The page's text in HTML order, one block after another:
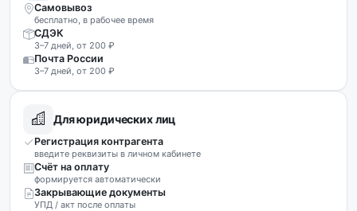
Самовывоз
бесплатно, в рабочее время
СДЭК
3–7 дней, от 200 ₽
Почта России
3–7 дней, от 200 ₽
Для юридических лиц
Регистрация контрагента
введите реквизиты в личном кабинете
Счёт на оплату
формируется автоматически
Закрывающие документы
УПД / акт после оплаты